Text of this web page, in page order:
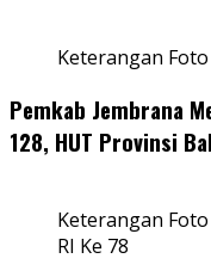
Keterangan
Pemkab Jembrana
128, HUT Provinsi
Keterangan
RI Ke 78